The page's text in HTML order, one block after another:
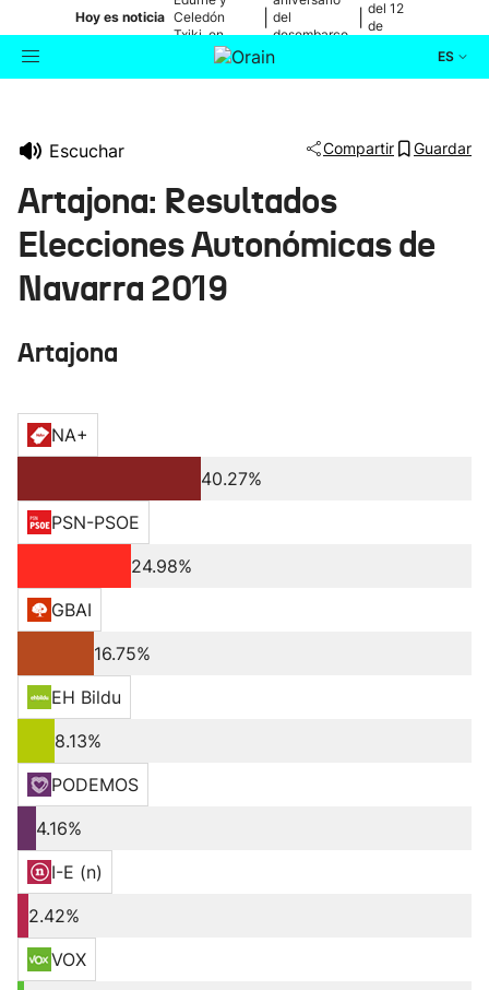
Hoy es noticia Celedón
Txiki, en
directo
del
desembarco
de Elkano
del 12
de
ES
Ikusmiran
Escuchar Compartir Guardar
Artajona: Resultados
Elecciones Autonómicas de
Navarra 2019
Artajona
NA+
40.27%
PSN-PSOE
24.98%
GBAI
16.75%
EH Bildu
8.13%
PODEMOS
4.16%
I-E (n)
2.42%
VOX